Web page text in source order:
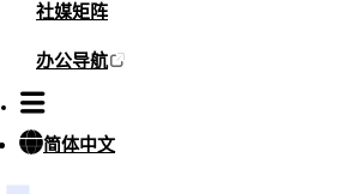
社媒矩阵
办公导航
简体中文